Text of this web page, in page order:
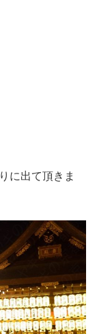
に出て頂きま